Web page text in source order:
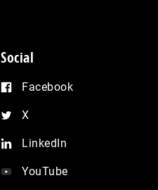
Social
Facebook
X
LinkedIn
YouTube